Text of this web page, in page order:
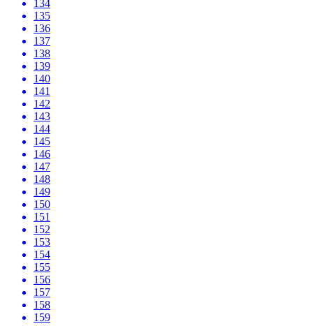
134
135
136
137
138
139
140
141
142
143
144
145
146
147
148
149
150
151
152
153
154
155
156
157
158
159